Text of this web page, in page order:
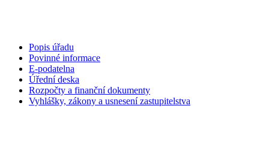
Popis úřadu
Povinné informace
E-podatelna
Úřední deska
Rozpočty a finanční dokumenty
Vyhlášky, zákony a usnesení zastupitelstva